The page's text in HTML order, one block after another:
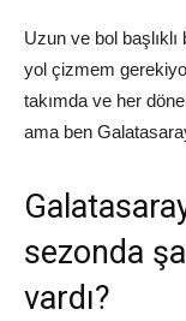
Uzun ve bol
yol çizmem
takımda ve her
ama ben
sezonda
vardı?